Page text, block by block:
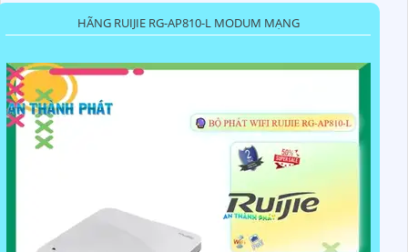
HÃNG RUIJIE RG-AP810-L MODUM MẠNG